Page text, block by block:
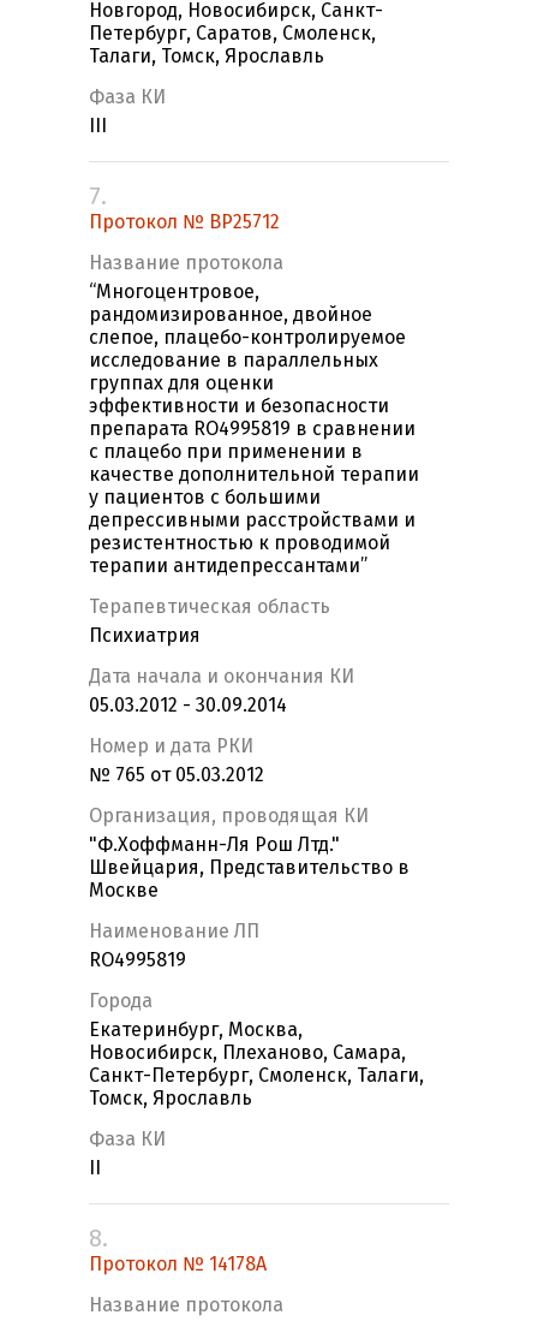
Новгород, Новосибирск, Санкт-
Петербург, Саратов, Смоленск,
Талаги, Томск, Ярославль
Фаза КИ
7.
Протокол № BP25712
Название протокола
“Многоцентровое,
рандомизированное, двойное
слепое, плацебо-контролируемое
исследование в параллельных
группах для оценки
эффективности и безопасности
препарата RO4995819 в сравнении
с плацебо при применении в
качестве дополнительной терапии
у пациентов с большими
депрессивными расстройствами и
резистентностью к проводимой
терапии антидепрессантами”
Терапевтическая область
Психиатрия
Дата начала и окончания КИ
05.03.2012 - 30.09.2014
Номер и дата РКИ
№ 765 от 05.03.2012
Организация, проводящая КИ
"Ф.Хоффманн-Ля Рош Лтд."
Швейцария, Представительство в
Москве
Наименование ЛП
RO4995819
Города
Екатеринбург, Москва,
Новосибирск, Плеханово, Самара,
Санкт-Петербург, Смоленск, Талаги,
Томск, Ярославль
Фаза КИ
8.
Протокол № 14178A
Название протокола